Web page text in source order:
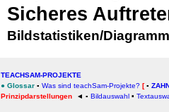
Sicheres
Bildstatistiken/
TEACHSAM-PROJEKTE
● Glossar ▪ Was sind teachSam-Projekte? [▪
Prinzipdarstellungen
◄ ▪ Bildauswahl ▪